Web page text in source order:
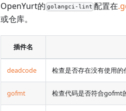
OpenYurt的 golangci-lint 配置在
或仓库。
插件名
deadcode 检查是否存在没有使用的
gofmt 检查代码是否符合gofmt